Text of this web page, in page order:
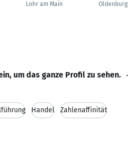
Lohr am Main
Oldenburg
um das ganze Profil zu sehen.
Handel Zahlenaffinität